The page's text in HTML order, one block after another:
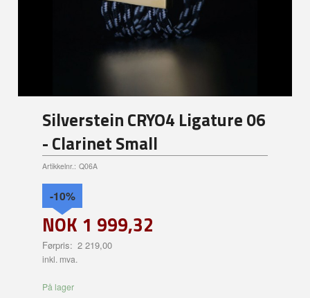
Silverstein CRYO4 Ligature 06
- Clarinet Small
Artikkelnr.: Q06A
NOK 1 999,32
Førpris: 2 219,00
Rabatt
-10%
inkl. mva.
På lager